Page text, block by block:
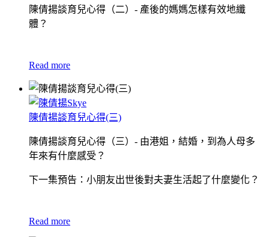
陳倩揚談育兒心得（二）- 產後的媽媽怎樣有效地纖
體？
Read more
陳倩揚談育兒心得(三)
陳倩揚談育兒心得（三）- 由港姐，結婚，到為人母多
年來有什麼感受？
下一集預告：小朋友出世後對夫妻生活起了什麼變化？
Read more